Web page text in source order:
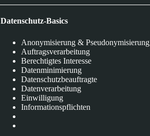
Datenschutz-Basics
Anonymisierung & Pseudonymisierung
Auftragsverarbeitung
Berechtigtes Interesse
Datenminimierung
Datenschutzbeauftragte
Datenverarbeitung
Einwilligung
Informationspflichten